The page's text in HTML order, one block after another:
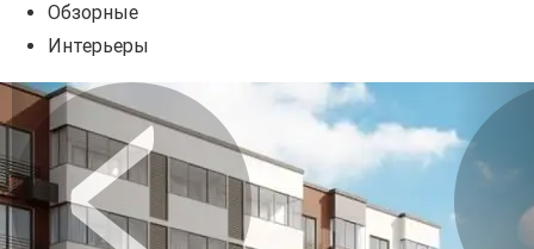
Обзорные
Интерьеры